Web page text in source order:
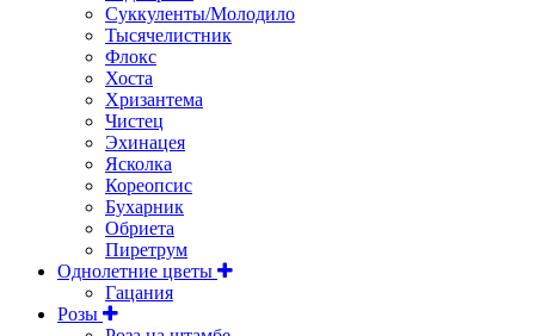
Суккуленты/Молодило
Тысячелистник
Флокс
Хоста
Хризантема
Чистец
Эхинацея
Ясколка
Кореопсис
Бухарник
Обриета
Пиретрум
Однолетние цветы
Гацания
Розы